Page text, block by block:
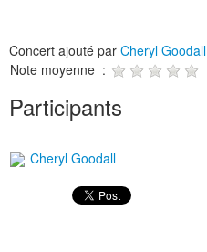
Concert ajouté par Cheryl Goodall
Note moyenne :
Participants
Cheryl Goodall